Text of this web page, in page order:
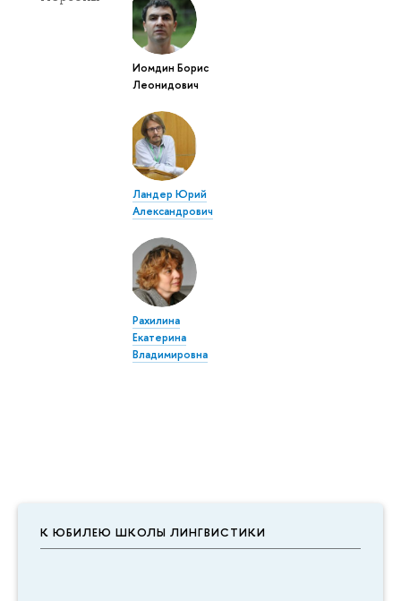
К ЮБИЛЕЮ ШКОЛЫ ЛИНГВИСТИКИ
Иомдин Борис
Леонидович
Ландер Юрий
Александрович
Рахилина
Екатерина
Владимировна